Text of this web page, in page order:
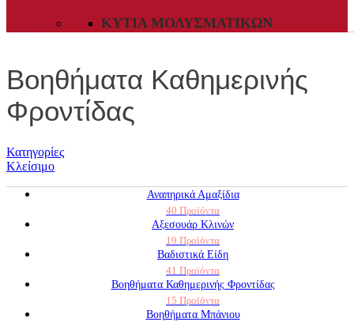
ΚΥΤΊΑ ΜΟΛΥΣΜΑΤΙΚΏΝ
Βοηθήματα Καθημερινής
Φροντίδας
Κατηγορίες
Κλείσιμο
Αναπηρικά Αμαξίδια
40 Προϊόντα
Αξεσουάρ Κλινών
19 Προϊόντα
Βαδιστικά Είδη
41 Προϊόντα
Βοηθήματα Καθημερινής Φροντίδας
15 Προϊόντα
Βοηθήματα Μπάνιου